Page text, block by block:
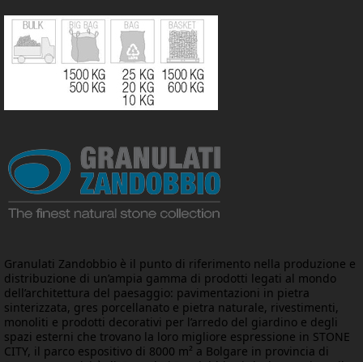
Granulati Zandobbio è il punto di riferimento nella produzione e
distribuzione di un’ampia gamma di prodotti legati al mondo
dell’architettura del paesaggio: pavimentazioni in pietra
sinterizzata, gres porcellanato e pietra naturale, rivestimenti,
monoliti e prodotti decorativi per l’arredo del giardino e degli
spazi esterni che trovano la loro migliore espressione in STONE
CITY, il parco espositivo di 8000 m² a Bolgare in provincia di